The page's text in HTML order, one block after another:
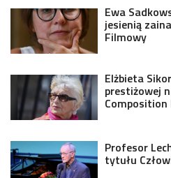
Ewa
jesienią
Filmowy
Elżbieta
prestiżowej
Composition
Profesor
tytułu